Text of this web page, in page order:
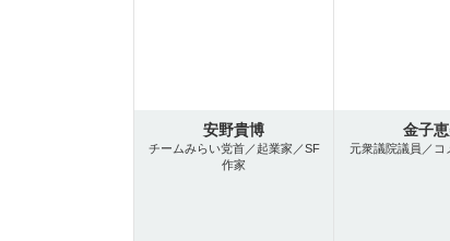
安野貴博
チームみらい党首／起業家／SF
作家
金子
元衆議院議員／コ